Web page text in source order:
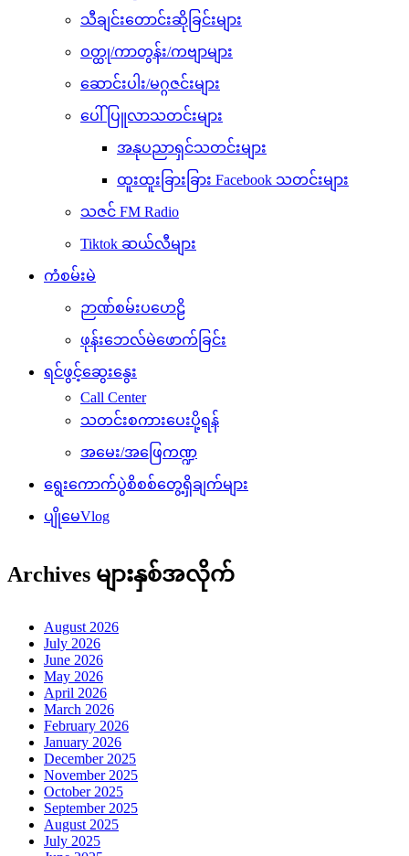
သီချင်းတောင်းဆိုခြင်းများ
ဝတ္ထု/ကာတွန်း/ကဗျာများ
ဆောင်းပါး/မဂ္ဂဇင်းများ
ပေါ်ပြူလာသတင်းများ
အနုပညာရှင်သတင်းများ
ထူးထူးခြားခြား Facebook သတင်းများ
သဇင် FM Radio
Tiktok ဆယ်လီများ
ကံစမ်းမဲ
ဉာဏ်စမ်းပဟေဠိ
ဖုန်းဘေလ်မဲဖောက်ခြင်း
ရင်ဖွင့်ဆွေးနွေး
Call Center
သတင်းစကားပေးပို့ရန်
အမေး/အဖြေကဏ္ဍ
ရွေးကောက်ပွဲစိစစ်တွေ့ရှိချက်များ
ပျိုမေVlog
Archives များနှစ်အလိုက်
August 2026
July 2026
June 2026
May 2026
April 2026
March 2026
February 2026
January 2026
December 2025
November 2025
October 2025
September 2025
August 2025
July 2025